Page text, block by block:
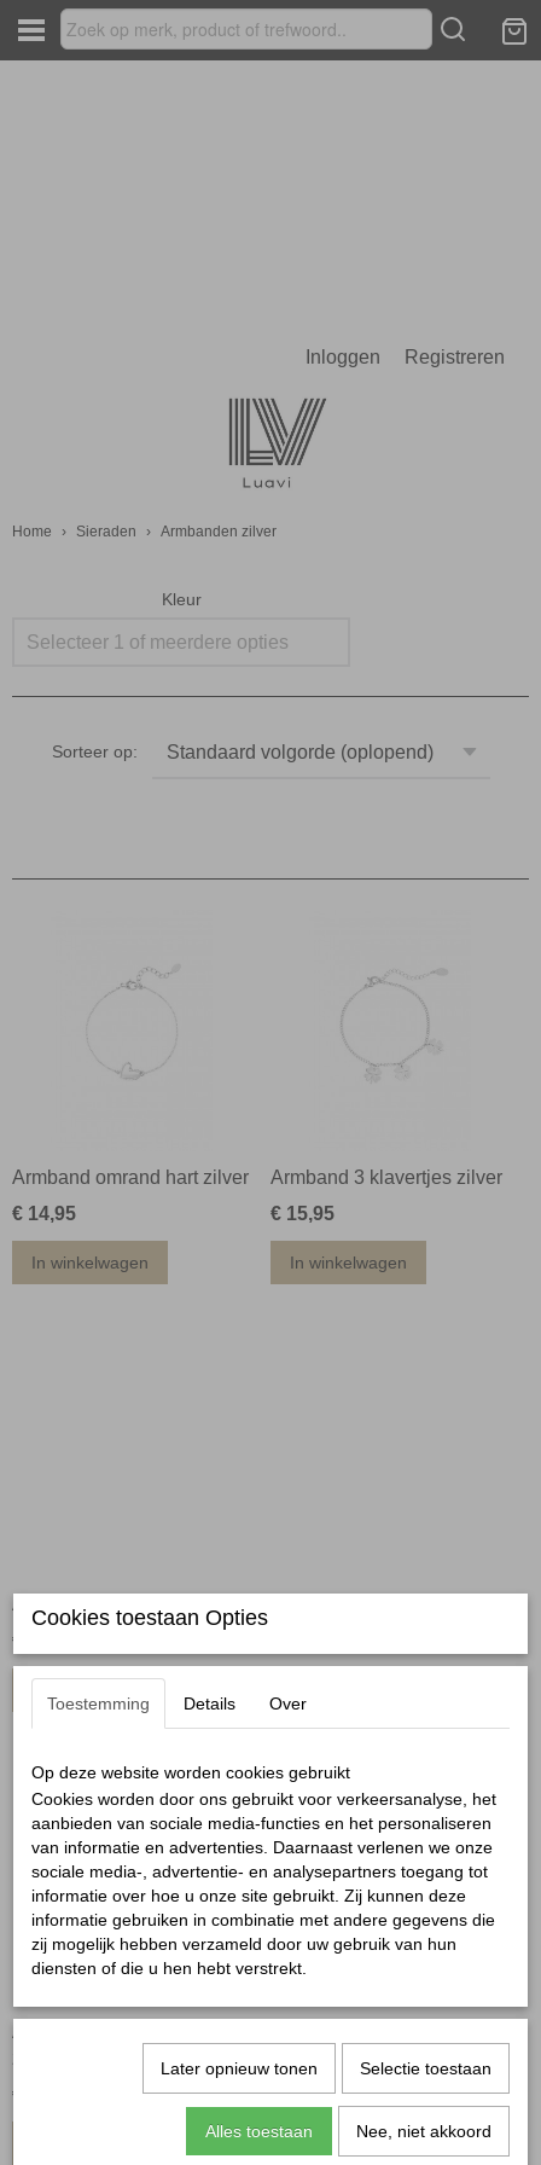
Inloggen Registreren
Home › Sieraden › Armbanden zilver
Kleur
Selecteer 1 of meerdere opties
Sorteer op:
Armband omrand hart zilver
€ 14,95
In winkelwagen
Armband 3 klavertjes zilver
€ 15,95
In winkelwagen
Armband 3 hartjes zilver
€ 15,95
Armband dubbel schakel
€ 16,95
€ 16,95
In winkelwagen
Cookies toestaan Opties
Toestemming Details Over
Op deze website worden cookies gebruikt
Cookies worden door ons gebruikt voor verkeersanalyse, het
aanbieden van sociale media-functies en het personaliseren
van informatie en advertenties. Daarnaast verlenen we onze
sociale media-, advertentie- en analysepartners toegang tot
informatie over hoe u onze site gebruikt. Zij kunnen deze
informatie gebruiken in combinatie met andere gegevens die
zij mogelijk hebben verzameld door uw gebruik van hun
diensten of die u hen hebt verstrekt.
Later opnieuw tonen Selectie toestaan
Alles toestaan Nee, niet akkoord